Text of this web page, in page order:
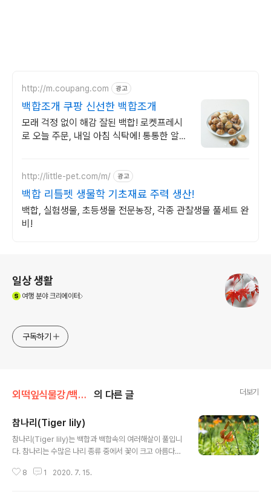
http://m.coupang.com 광고
백합조개 쿠팡 신선한 백합조개
모래 걱정 없이 해감 잘된 백합! 로켓프레시
로 오늘 주문, 내일 아침 식탁에! 통통한 알과
http://little-pet.com/m/ 광고
백합 리틀펫 생물학 기초재료 주력 생산!
백합, 실험생물, 초등생물 전문농장, 각종 관찰생물 풀세트 완
비!
일상 생활
여행분야 크리에이터
구독하기
외떡잎식물강/백합목 의 다른 글 더보기
참나리(Tiger lily)
참나리(Tiger lily)는 백합과 백합속의 여러해살이 풀입니
다. 참나리는 수많은 나리 종류 중에서 꽃이 크고 아름다워
호랑이 무늬같아서 영어로는 tiger lily라고 합니다. 번식
8 1 2020. 7. 15.